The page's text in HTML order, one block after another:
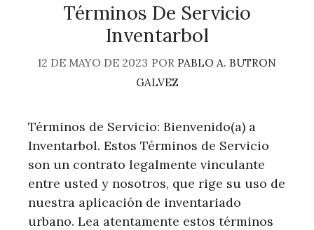
Términos De Servicio
Inventarbol
12 DE MAYO DE 2023 POR PABLO A. BUTRON
GALVEZ
Términos de Servicio: Bienvenido(a) a
Inventarbol. Estos Términos de Servicio
son un contrato legalmente vinculante
entre usted y nosotros, que rige su uso de
nuestra aplicación de inventariado
urbano. Lea atentamente estos términos